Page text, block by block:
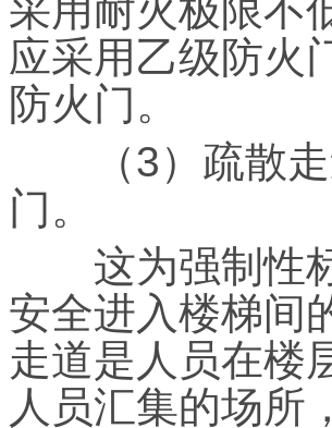
采用耐火极限不
应采用乙级防火
防火门。
（3）疏散走
门。
这为强制性标
安全进入楼梯间
走道是人员在楼
人员汇集的场所